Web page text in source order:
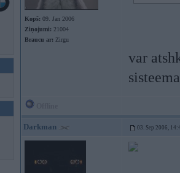
Kopš: 09. Jan 2006
Ziņojumi: 21004
Braucu ar: Zirgu
var
Darkman 03. Sep 2006,